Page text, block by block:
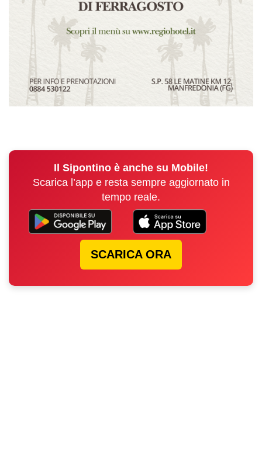
Il Sipontino è anche su Mobile!
Scarica l’app e resta sempre aggiornato in
tempo reale.
SCARICA ORA